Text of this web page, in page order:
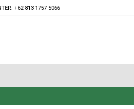
+62 813 1757 5066